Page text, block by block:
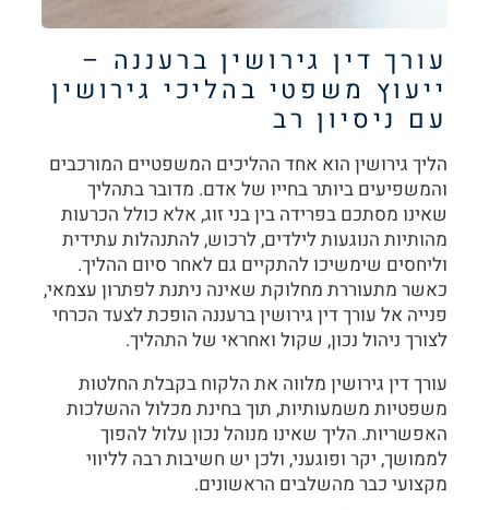
עורך דין גירושין ברעננה –
ייעוץ משפטי בהליכי גירושין
עם ניסיון רב
הליך גירושין הוא אחד ההליכים המשפטיים המורכבים
והמשפיעים ביותר בחייו של אדם. מדובר בתהליך
שאינו מסתכם בפרידה בין בני זוג, אלא כולל הכרעות
מהותיות הנוגעות לילדים, לרכוש, להתנהלות עתידית
וליחסים שימשיכו להתקיים גם לאחר סיום ההליך.
כאשר מתעוררת מחלוקת שאינה ניתנת לפתרון עצמאי,
פנייה אל עורך דין גירושין ברעננה הופכת לצעד הכרחי
לצורך ניהול נכון, שקול ואחראי של התהליך.
עורך דין גירושין מלווה את הלקוח בקבלת החלטות
משפטיות משמעותיות, תוך בחינת מכלול ההשלכות
האפשריות. הליך שאינו מנוהל נכון עלול להפוך
לממושך, יקר ופוגעני, ולכן יש חשיבות רבה לליווי
מקצועי כבר מהשלבים הראשונים.